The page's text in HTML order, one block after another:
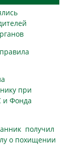
при
и Фонда
получил
о похищении